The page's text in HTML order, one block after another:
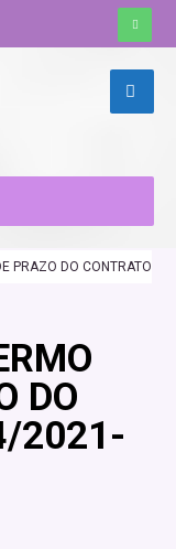
PRAZO DO CONTRATO
DO
2021-